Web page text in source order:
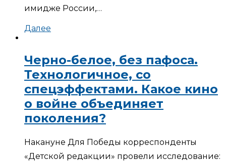
имидже России,…
Далее
Черно-белое, без пафоса.
Технологичное, со
спецэффектами. Какое кино
о войне объединяет
поколения?
Накануне Для Победы корреспонденты
«Детской редакции» провели исследование: